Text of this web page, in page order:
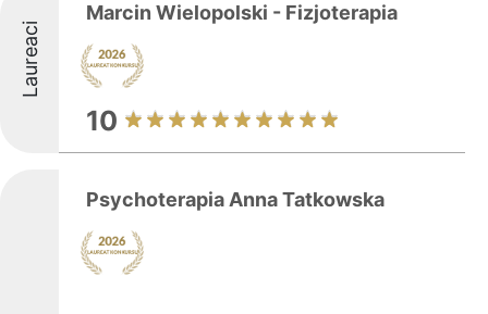
Laureaci
Marcin Wielopolski - Fizjoterapia
10
Psychoterapia Anna Tatkowska